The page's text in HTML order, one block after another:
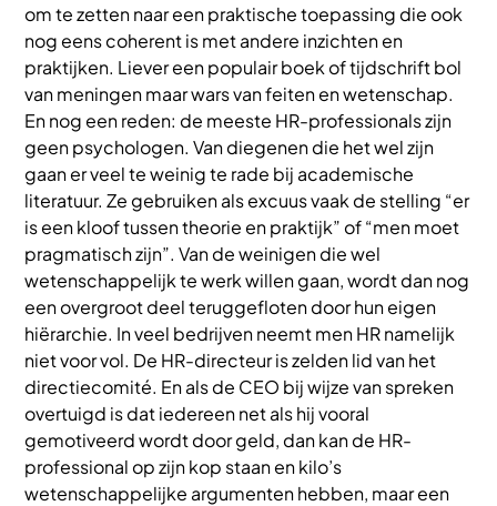
om te zetten naar een praktische toepassing die ook
nog eens coherent is met andere inzichten en
praktijken. Liever een populair boek of tijdschrift bol
van meningen maar wars van feiten en wetenschap.
En nog een reden: de meeste HR-professionals zijn
geen psychologen. Van diegenen die het wel zijn
gaan er veel te weinig te rade bij academische
literatuur. Ze gebruiken als excuus vaak de stelling “er
is een kloof tussen theorie en praktijk” of “men moet
pragmatisch zijn”. Van de weinigen die wel
wetenschappelijk te werk willen gaan, wordt dan nog
een overgroot deel teruggefloten door hun eigen
hiërarchie. In veel bedrijven neemt men HR namelijk
niet voor vol. De HR-directeur is zelden lid van het
directiecomité. En als de CEO bij wijze van spreken
overtuigd is dat iedereen net als hij vooral
gemotiveerd wordt door geld, dan kan de HR-
professional op zijn kop staan en kilo’s
wetenschappelijke argumenten hebben, maar een